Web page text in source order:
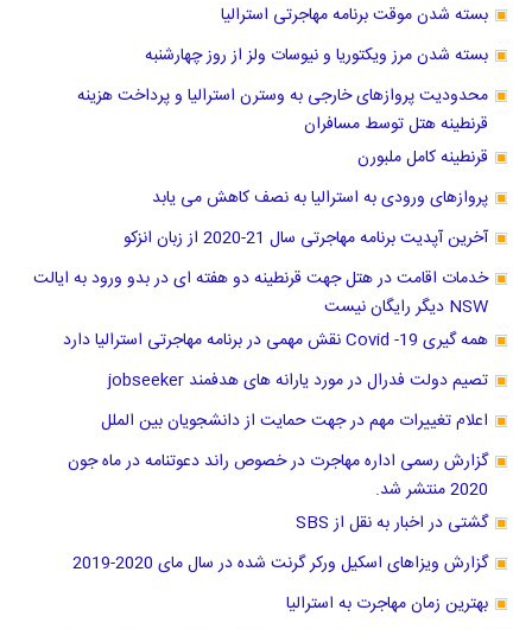
بسته شدن موقت برنامه مهاجرتی استرالیا
بسته شدن مرز ویکتوریا و نیوسات ولز از روز چهارشنبه
محدودیت پروازهای خارجی به وسترن استرالیا و پرداخت هزینه
قرنطینه هتل توسط مسافران
قرنطینه کامل ملبورن
پروازهای ورودی به استرالیا به نصف کاهش می یابد
آخرین آپدیت برنامه مهاجرتی سال 21-2020 از زبان انزکو
خدمات اقامت در هتل جهت قرنطینه دو هفته ای در بدو ورود به ایالت
NSW دیگر رایگان نیست
همه گیری Covid -19 نقش مهمی در برنامه مهاجرتی استرالیا دارد
تصیم دولت فدرال در مورد یارانه های هدفمند jobseeker
اعلام تغییرات مهم در جهت حمایت از دانشجویان بین الملل
گزارش رسمی اداره مهاجرت در خصوص راند دعوتنامه در ماه جون
2020 منتشر شد.
گشتی در اخبار به نقل از SBS
گزارش ویزاهای اسکیل ورکر گرنت شده در سال مای 2020-2019
بهترین زمان مهاجرت به استرالیا